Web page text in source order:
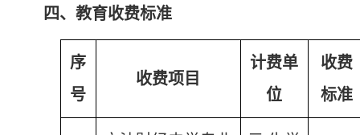
四、教育收费标准
序
号
收费项目
计费单
位
收费
标准